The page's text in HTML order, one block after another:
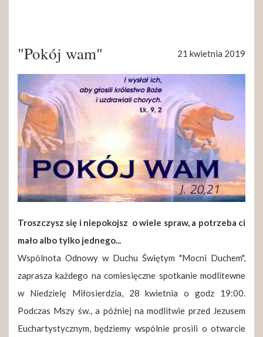
21 kwietnia 2019
"Pokój wam"
Troszczysz się i niepokojsz o wiele spraw, a potrzeba ci
mało albo tylko jednego...
Wspólnota Odnowy w Duchu Świętym "Mocni Duchem",
zaprasza każdego na comiesięczne spotkanie modlitewne
w Niedzielę Miłosierdzia, 28 kwietnia o godz 19:00.
Podczas Mszy św., a później na modlitwie przed Jezusem
Euchartystycznym, będziemy wspólnie prosili o otwarcie